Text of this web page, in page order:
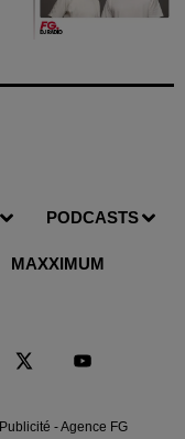
PODCASTS
MAXXIMUM
Publicité - Agence FG